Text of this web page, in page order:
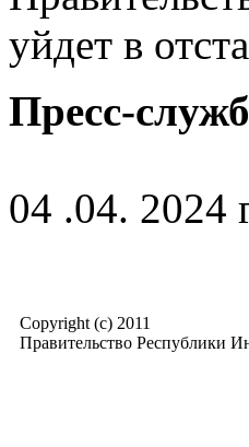
уйдет в
Пресс-
04 .04. 2024
Copyright (c) 2011
Правительство Республики